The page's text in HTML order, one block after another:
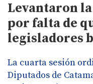
Levantaron
por falta de
legisladores
La cuarta sesión
Diputados de